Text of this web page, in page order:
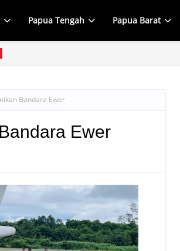
Papua Tengah Papua Barat
Bandara Ewer
Ewer